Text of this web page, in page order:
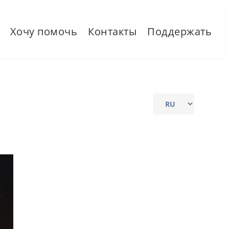
Хочу помочь Контакты Поддержать
Выбрать